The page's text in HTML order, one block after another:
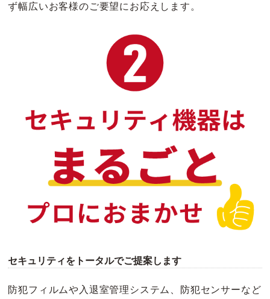
ず幅広いお客様のご要望にお応えします。
セキュリティをトータルでご提案します
防犯フィルムや入退室管理システム、防犯センサーなど